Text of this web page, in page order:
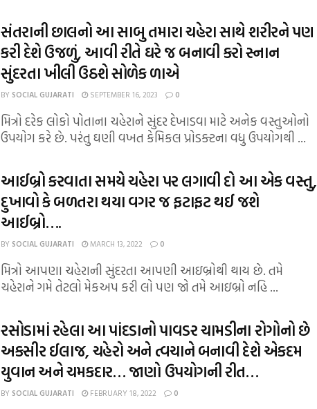
સંતરાની છાલનો આ સાબુ તમારા ચહેરા સાથે શરીરને પણ
કરી દેશે ઉજળું, આવી રીતે ઘરે જ બનાવી કરો સ્નાન
સુંદરતા ખીલી ઉઠશે સોળેક ળાએ
BY SOCIAL GUJARATI SEPTEMBER 16, 2023 0
મિત્રો દરેક લોકો પોતાના ચહેરાને સુંદર દેખાડવા માટે અનેક વસ્તુઓનો
ઉપયોગ કરે છે. પરંતુ ઘણી વખત કેમિકલ પ્રોડક્ટના વધુ ઉપયોગથી ...
આઈબ્રો કરવાતા સમયે ચહેરા પર લગાવી દો આ એક વસ્તુ,
દુખાવો કે બળતરા થયા વગર જ ફટાફટ થઈ જશે
આઈબ્રો….
BY SOCIAL GUJARATI MARCH 13, 2022 0
મિત્રો આપણા ચહેરાની સુંદરતા આપણી આઇબ્રોથી થાય છે. તમે
ચહેરાને ગમે તેટલો મેકઅપ કરી લો પણ જો તમે આઇબ્રો નહિ ...
રસોડામાં રહેલા આ પાંદડાનો પાવડર ચામડીના રોગોનો છે
અકસીર ઈલાજ, ચહેરો અને ત્વચાને બનાવી દેશે એકદમ
યુવાન અને ચમકદાર… જાણો ઉપયોગની રીત…
BY SOCIAL GUJARATI FEBRUARY 18, 2022 0